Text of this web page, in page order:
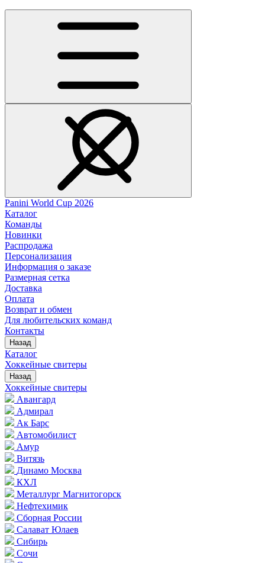
Panini World Cup 2026
Каталог
Команды
Новинки
Распродажа
Персонализация
Информация о заказе
Размерная сетка
Доставка
Оплата
Возврат и обмен
Для любительских команд
Контакты
Назад
Каталог
Хоккейные свитеры
Назад
Хоккейные свитеры
Авангард
Адмирал
Ак Барс
Автомобилист
Амур
Витязь
Динамо Москва
КХЛ
Металлург Магнитогорск
Нефтехимик
Сборная России
Салават Юлаев
Сибирь
Сочи